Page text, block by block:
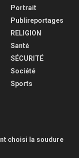
Portrait
Publireportages
RELIGION
Santé
SÉCURITÉ
Société
Sports
choisi la soudure